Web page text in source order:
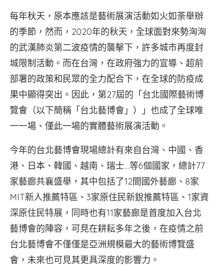
每年秋天，原本應該是藝術展演活動如火如荼舉辦
的季節，然而，2020年的秋天，全球面對來勢洶洶
的武漢肺炎第二波疫情的襲擊下，許多城市再度封
城限制活動。而在台灣，在政府強力的宣導、超前
部署的政策和民眾的全力配合下，在全球的防疫成
果中顯得突出。因此，第27屆的「台北國際藝術博
覽會（以下簡稱「台北藝博會」）」也成了全球唯
一一場、僅此一場的實體藝術展演活動。
今年的台北藝博會現場總計有來自台灣、中國、香
港、日本、韓國、越南、瑞士…等6個國家，總計77
家藝廊共襄盛舉，其中包括了12間國外藝廊、8家
MIT新人推薦特區、3家原住民新銳推薦特區、1家資
深原住民特展，同時也有11家藝廊是首度加入台北
藝博會的陣容，可見在耕耘多年之後，在疫情之前
台北藝博會不僅僅是亞洲規模最大的藝術博覽盛
會，未來也可見其更具深度的影響力。